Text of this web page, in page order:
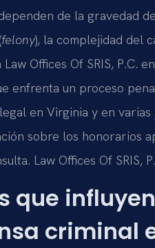
de la gravedad
felony), la complejidad del
Offices Of SRIS, P.C.
enfrenta un proceso
en Virginia y en
sobre los honorarios
Law Offices Of SRIS,
que
criminal